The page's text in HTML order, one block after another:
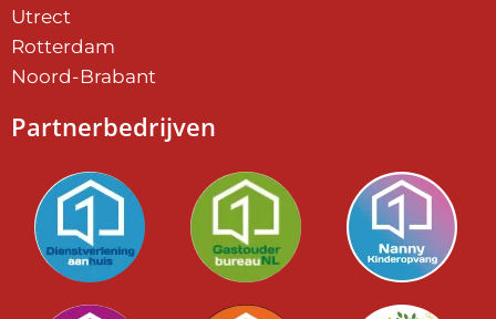
Utrect
Rotterdam
Noord-Brabant
Partnerbedrijven